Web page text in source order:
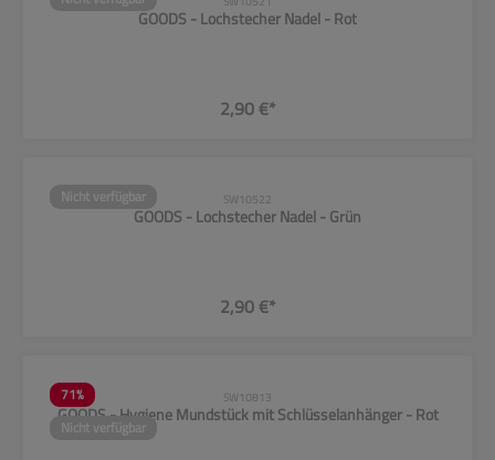
GOODS - Lochstecher Nadel - Rot
2,90 €*
Nicht verfügbar SW10522
GOODS - Lochstecher Nadel - Grün
2,90 €*
71%
Nicht verfügbar
SW10813
GOODS - Hygiene Mundstück mit Schlüsselanhänger - Rot